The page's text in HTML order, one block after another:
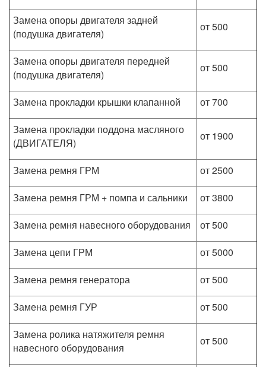
Замена опоры двигателя задней
(подушка двигателя)
от 500
Замена опоры двигателя передней
(подушка двигателя)
от 500
Замена прокладки крышки клапанной
от 700
Замена прокладки поддона масляного
(ДВИГАТЕЛЯ)
от 1900
Замена ремня ГРМ
от 2500
Замена ремня ГРМ + помпа и сальники
от 3800
Замена ремня навесного оборудования
от 500
Замена цепи ГРМ
от 5000
Замена ремня генератора
от 500
Замена ремня ГУР
от 500
Замена ролика натяжителя ремня
навесного оборудования
от 500